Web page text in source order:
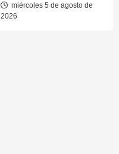
miércoles 5 de agosto de
2026